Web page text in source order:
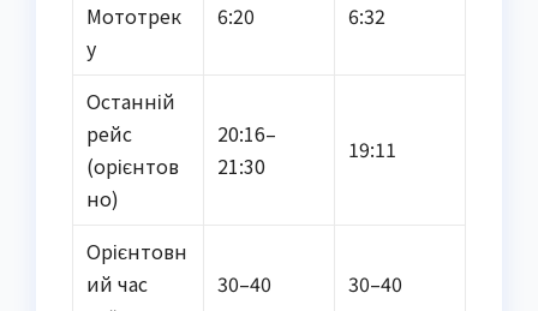
Мототрек
у
6:20
6:32
Останній
рейс
(орієнтов
но)
20:16–
21:30
19:11
Орієнтовн
ий час
30–40
30–40